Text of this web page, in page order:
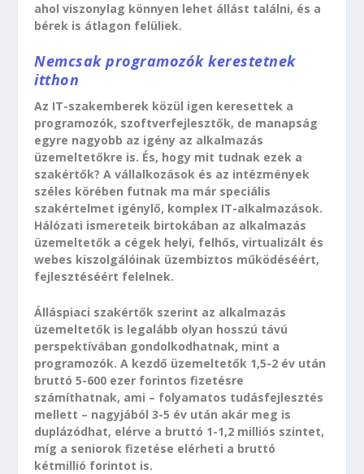
ahol viszonylag könnyen lehet állást találni, és a
bérek is átlagon felüliek.
Nemcsak programozók kerestetnek
itthon
Az IT-szakemberek közül igen keresettek a
programozók, szoftverfejlesztők, de manapság
egyre nagyobb az igény az alkalmazás
üzemeltetőkre is. És, hogy mit tudnak ezek a
szakértők? A vállalkozások és az intézmények
széles körében futnak ma már speciális
szakértelmet igénylő, komplex IT-alkalmazások.
Hálózati ismereteik birtokában az alkalmazás
üzemeltetők a cégek helyi, felhős, virtualizált és
webes kiszolgálóinak üzembiztos működéséért,
fejlesztéséért felelnek.
Álláspiaci szakértők szerint az alkalmazás
üzemeltetők is legalább olyan hosszú távú
perspektívában gondolkodhatnak, mint a
programozók. A kezdő üzemeltetők 1,5-2 év után
bruttó 5-600 ezer forintos fizetésre
számíthatnak, ami – folyamatos tudásfejlesztés
mellett – nagyjából 3-5 év után akár meg is
duplázódhat, elérve a bruttó 1-1,2 milliós szintet,
míg a seniorok fizetése elérheti a bruttó
kétmillió forintot is.